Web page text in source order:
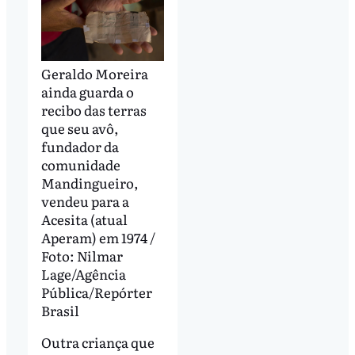
Geraldo Moreira
ainda guarda o
recibo das terras
que seu avô,
fundador da
comunidade
Mandingueiro,
vendeu para a
Acesita (atual
Aperam) em 1974 /
Foto: Nilmar
Lage/Agência
Pública/Repórter
Brasil
Outra criança que